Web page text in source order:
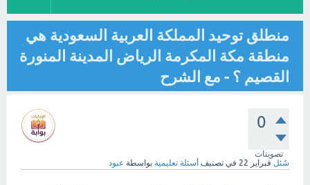
منطلق توحيد المملكة العربية السعودية هي
منطقة مكة المكرمة الرياض المدينة المنورة
القصيم ؟ - مع الشرح
0
تصويتات
سُئل فبراير 22 في تصنيف أسئلة تعليمية بواسطة عبود